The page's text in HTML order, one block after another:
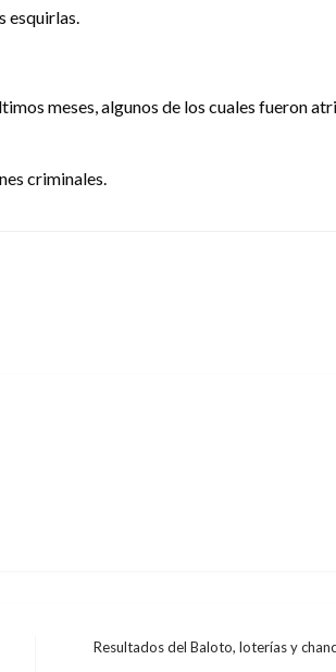
meses, algunos de los cuales fueron
criminales.
Resultados del Baloto, loterías y